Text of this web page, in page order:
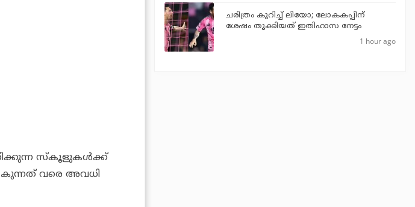
സ്‌കൂളുകള്‍ക്ക്
വരെ അവധി
ചരിത്രം കുറിച്ച് ലിയോ; ലോകകപ്പിന്
ശേഷം തൂക്കിയത് ഇതിഹാസ നേട്ടം
1 hour ago